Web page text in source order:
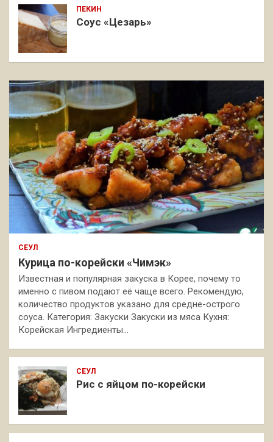
ПЕКИН
Соус «Цезарь»
СЕУЛ
Курица по-корейски «Чимэк»
Известная и популярная закуска в Корее, почему то
именно с пивом подают её чаще всего. Рекомендую,
количество продуктов указано для средне-острого
соуса. Категория: Закуски Закуски из мяса Кухня:
Корейская Ингредиенты…
СЕУЛ
Рис с яйцом по-корейски